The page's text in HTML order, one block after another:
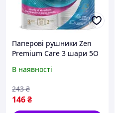
Паперові рушники Zen
Premium Care 3 шари 5O
413-3-9868 товари просто
В наявності
146₴
243 ₴